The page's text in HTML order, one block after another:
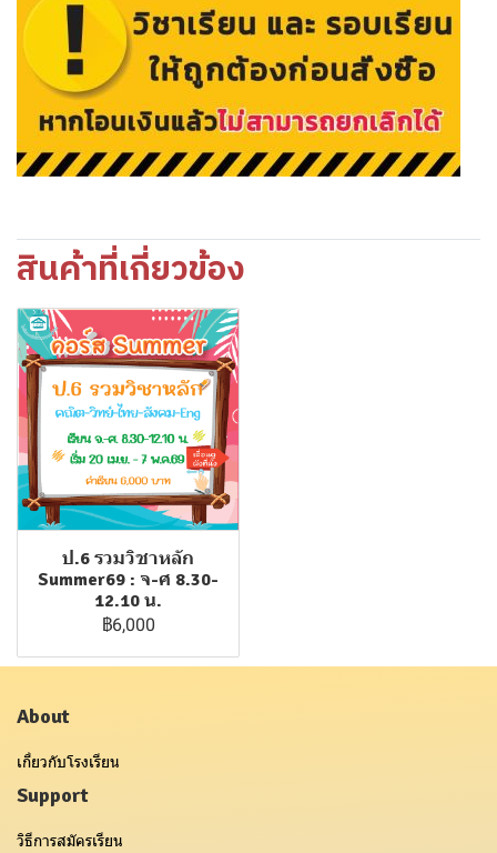
สินค้าที่เกี่ยวข้อง
ป.6 รวมวิชาหลัก
Summer69 : จ-ศ 8.30-
12.10 น.
฿6,000
About
เกี่ยวกับโรงเรียน
Support
วิธีการสมัครเรียน